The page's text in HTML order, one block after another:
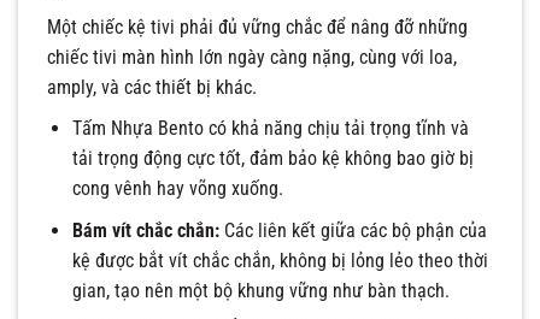
Một chiếc kệ tivi phải đủ vững chắc để nâng đỡ những
chiếc tivi màn hình lớn ngày càng nặng, cùng với loa,
amply, và các thiết bị khác.
Tấm Nhựa Bento có khả năng chịu tải trọng tĩnh và
tải trọng động cực tốt, đảm bảo kệ không bao giờ bị
cong vênh hay võng xuống.
Bám vít chắc chắn:Các liên kết giữa các bộ phận của
kệ được bắt vít chắc chắn, không bị lỏng lẻo theo thời
gian, tạo nên một bộ khung vững như bàn thạch.